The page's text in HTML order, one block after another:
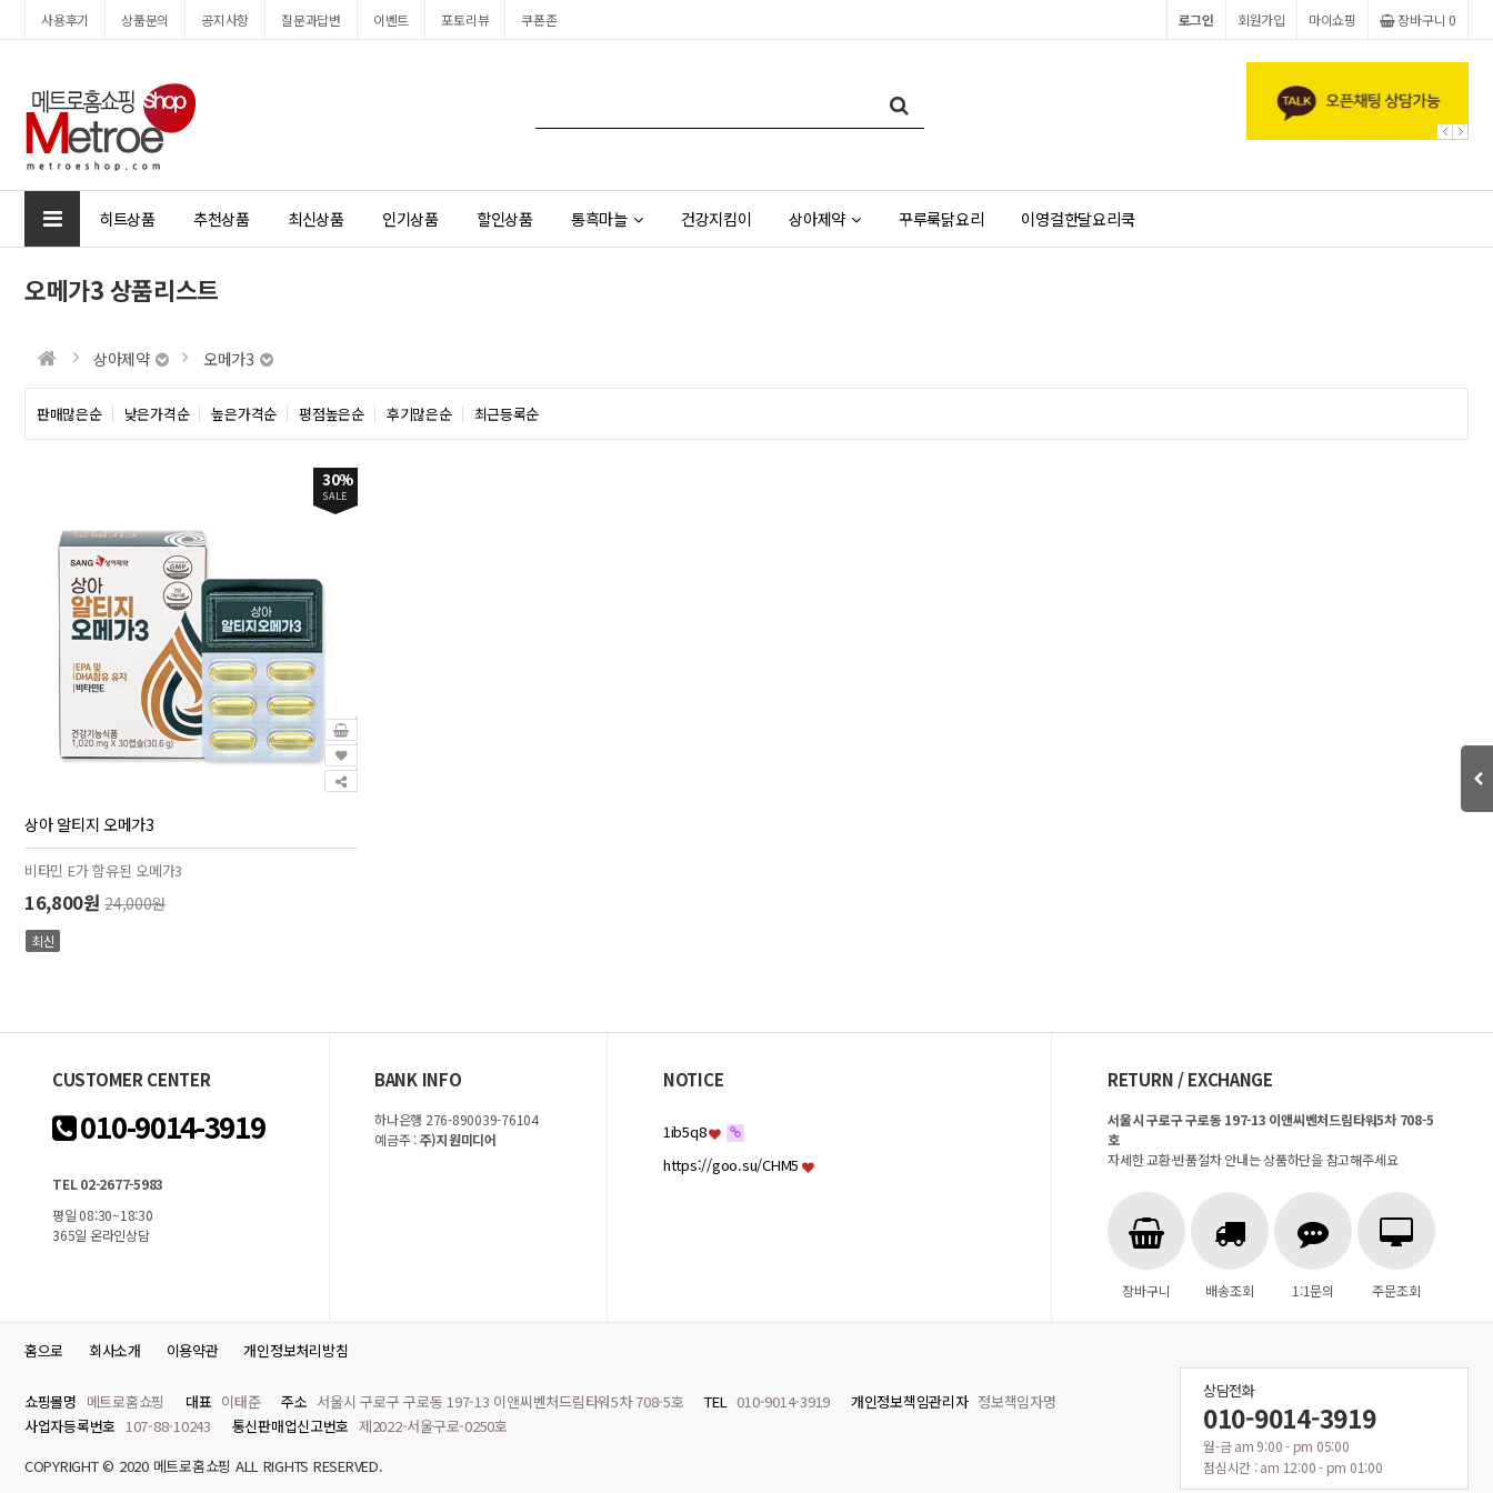
사용후기 상품문의 공지사항 질문과답변 이벤트 포토리뷰 쿠폰존 장바구니 0
마이쇼핑
회원가입
로그인
히트상품 추천상품 최신상품 인기상품 할인상품 통흑마늘 건강지킴이 상아제약 꾸루룩닭요리 이영걸한달요리쿡
오메가3 상품리스트
상아제약 오메가3
판매많은순 낮은가격순 높은가격순 평점높은순 후기많은순 최근등록순
30%
SALE
상아 알티지 오메가3
비타민 E가 함유된 오메가3
16,800원24,000원
최신
CUSTOMER CENTER
010-9014-3919
TEL 02-2677-5983
평일 08:30~18:30
365일 온라인상담
BANK INFO
하나은행 276-890039-76104
예금주 :주)지원미디어
NOTICE
1ib5q8
https://goo.su/CHM5
RETURN / EXCHANGE
서울시 구로구 구로동 197-13 이앤씨벤처드림타워5차 708-5
호
자세한 교환·반품절차 안내는 상품하단을 참고해주세요
장바구니 배송조회 1:1문의 주문조회
홈으로 회사소개 이용약관 개인정보처리방침
쇼핑몰명 메트로홈쇼핑 대표 이태준 주소 서울시 구로구 구로동 197-13 이앤씨벤처드림타워5차 708-5호 TEL 010-9014-3919 개인정보책임관리자 정보책임자명
사업자등록번호 107-88-10243 통신판매업신고번호 제2022-서울구로-0250호
COPYRIGHT © 2020 메트로홈쇼핑 ALL RIGHTS RESERVED.
상담전화
010-9014-3919
월-금 am 9:00 - pm 05:00
점심시간 : am 12:00 - pm 01:00